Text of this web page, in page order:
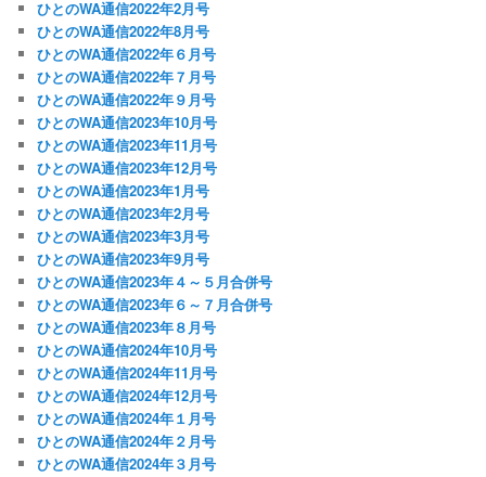
ひとのWA通信2022年2月号
ひとのWA通信2022年8月号
ひとのWA通信2022年６月号
ひとのWA通信2022年７月号
ひとのWA通信2022年９月号
ひとのWA通信2023年10月号
ひとのWA通信2023年11月号
ひとのWA通信2023年12月号
ひとのWA通信2023年1月号
ひとのWA通信2023年2月号
ひとのWA通信2023年3月号
ひとのWA通信2023年9月号
ひとのWA通信2023年４～５月合併号
ひとのWA通信2023年６～７月合併号
ひとのWA通信2023年８月号
ひとのWA通信2024年10月号
ひとのWA通信2024年11月号
ひとのWA通信2024年12月号
ひとのWA通信2024年１月号
ひとのWA通信2024年２月号
ひとのWA通信2024年３月号